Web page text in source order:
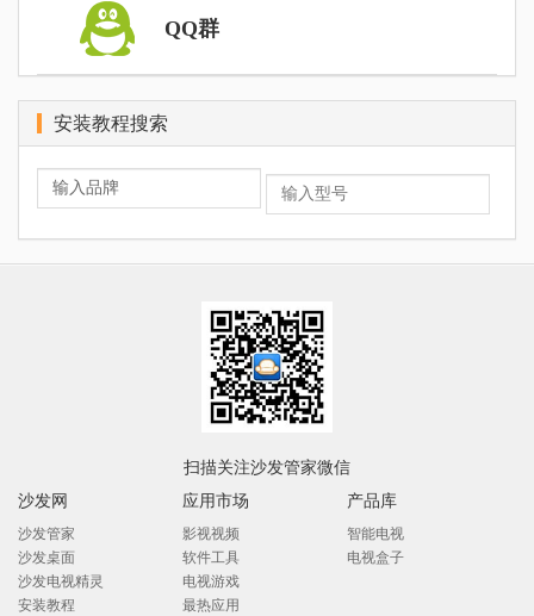
QQ群
安装教程搜索
扫描关注沙发管家微信
沙发网
沙发管家
沙发桌面
沙发电视精灵
安装教程
应用市场
影视视频
软件工具
电视游戏
最热应用
产品库
智能电视
电视盒子